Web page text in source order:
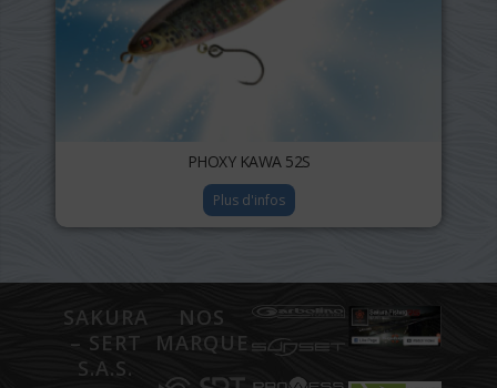
PHOXY KAWA 52S
Plus d'infos
SAKURA
– SERT
S.A.S.
NOS
MARQUES